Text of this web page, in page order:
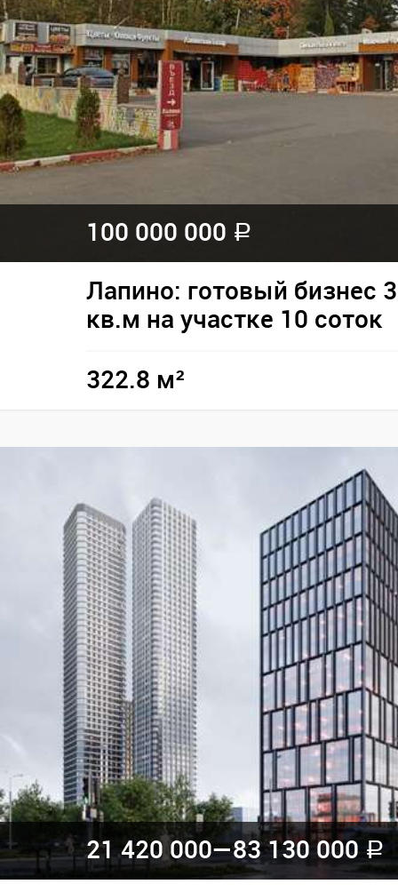
100 000 000 a
Лапино: готовый бизнес
кв.м на участке 10 соток
322.8 м²
21 420 000—83 130 000 a